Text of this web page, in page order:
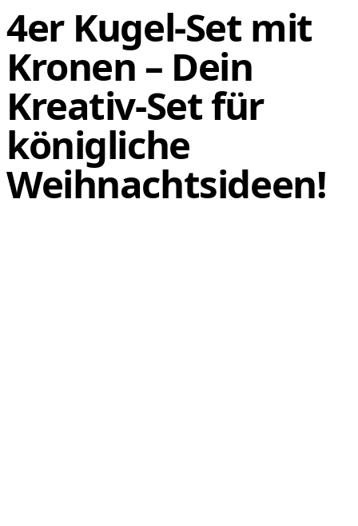
4er Kugel-Set mit
Kronen – Dein
Kreativ-Set für
königliche
Weihnachtsideen!